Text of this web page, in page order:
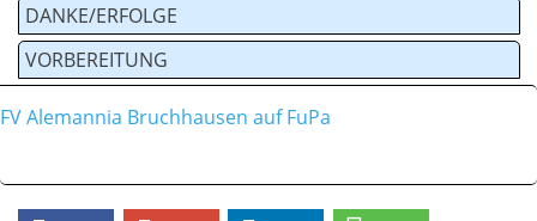
DANKE/ERFOLGE
VORBEREITUNG
FV Alemannia Bruchhausen auf FuPa